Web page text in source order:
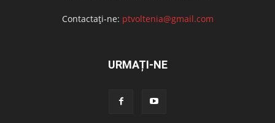
Contactați-ne: ptvoltenia@gmail.com
URMAȚI-NE